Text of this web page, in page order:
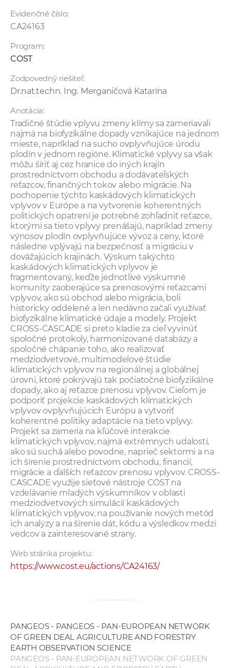
Evidenčné číslo:
CA24163
Program:
COST
Zodpovedný riešiteľ:
Dr.nat.techn. Ing. Merganičová Katarína
Anotácia:
Tradičné štúdie vplyvu zmeny klímy sa zameriavali
najmä na biofyzikálne dopady vznikajúce na jednom
mieste, napríklad na sucho ovplyvňujúce úrodu
plodín v jednom regióne. Klimatické vplyvy sa však
môžu šíriť aj cez hranice do iných krajín
prostredníctvom obchodu a dodávateľských
reťazcov, finančných tokov alebo migrácie. Na
pochopenie týchto kaskádových klimatických
vplyvov v Európe a na vytvorenie koherentných
politických opatrení je potrebné zohľadniť reťazce,
ktorými sa tieto vplyvy prenášajú, napríklad zmeny
výnosov plodín ovplyvňujúce vývoz a ceny, ktoré
následne vplývajú na bezpečnosť a migráciu v
dovážajúcich krajinách. Výskum takýchto
kaskádových klimatických vplyvov je
fragmentovaný, keďže jednotlivé výskumné
komunity zaoberajúce sa prenosovými reťazcami
vplyvov, ako sú obchod alebo migrácia, boli
historicky oddelené a len nedávno začali využívať
biofyzikálne klimatické údaje a modely. Projekt
CROSS-CASCADE si preto kladie za cieľ vyvinúť
spoločné protokoly, harmonizované databázy a
spoločné chápanie toho, ako realizovať
medziodvetvové, multimodelové štúdie
klimatických vplyvov na regionálnej a globálnej
úrovni, ktoré pokrývajú tak počiatočné biofyzikálne
dopady, ako aj reťazce prenosu vplyvov. Cieľom je
podporiť projekcie kaskádových klimatických
vplyvov ovplyvňujúcich Európu a vytvoriť
koherentné politiky adaptácie na tieto vplyvy.
Projekt sa zameria na kľúčové interakcie
klimatických vplyvov, najmä extrémnych udalostí,
ako sú suchá alebo povodne, naprieč sektormi a na
ich šírenie prostredníctvom obchodu, financií,
migrácie a ďalších reťazcov prenosu vplyvov. CROSS-
CASCADE využije sieťové nástroje COST na
vzdelávanie mladých výskumníkov v oblasti
medziodvetvových simulácií kaskádových
klimatických vplyvov, na používanie nových metód
ich analýzy a na šírenie dát, kódu a výsledkov medzi
vedcov a zainteresované strany.
Web stránka projektu:
https://www.cost.eu/actions/CA24163/
PANGEOS - PANGEOS - PAN-EUROPEAN NETWORK
OF GREEN DEAL AGRICULTURE AND FORESTRY
EARTH OBSERVATION SCIENCE
PANGEOS - PAN-EUROPEAN NETWORK OF GREEN